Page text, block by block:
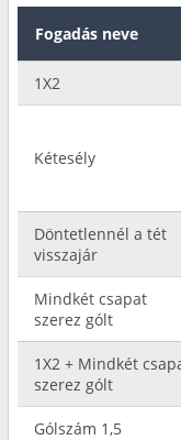
Fogadás neve
1X2
Kétesély
Döntetlennél a tét
visszajár
Mindkét csapat
szerez gólt
1X2 + Mindkét
szerez gólt
Gólszám 1,5